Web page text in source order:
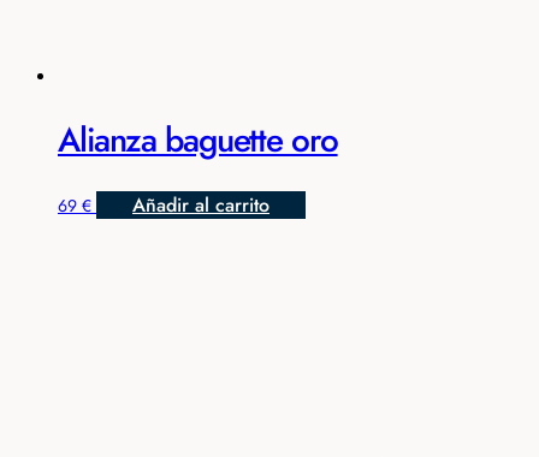
Alianza baguette oro
69 € Añadir al carrito